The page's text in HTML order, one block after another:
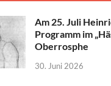
Am 25. Juli
Programm im
Oberrosphe
30. Juni 2026